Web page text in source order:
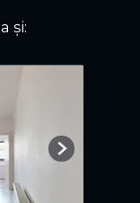
și:
Next